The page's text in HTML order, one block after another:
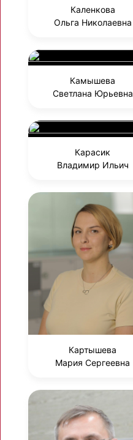
Каленкова
Ольга Николаевна
Камышева
Светлана Юрьевна
Карасик
Владимир Ильич
Картышева
Мария Сергеевна